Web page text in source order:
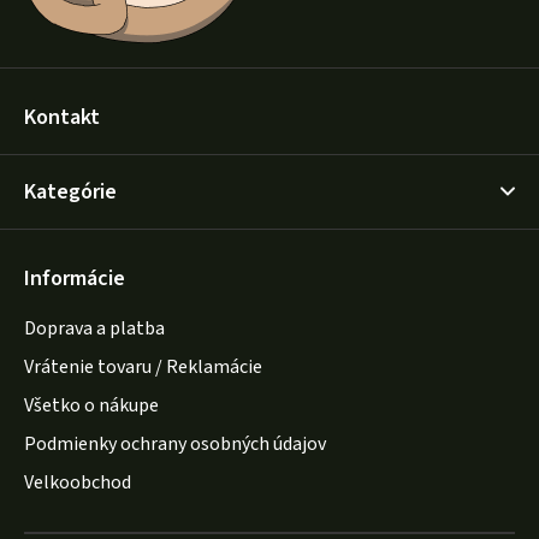
Kontakt
Kategórie
Informácie
Doprava a platba
Vrátenie tovaru / Reklamácie
Všetko o nákupe
Podmienky ochrany osobných údajov
Velkoobchod